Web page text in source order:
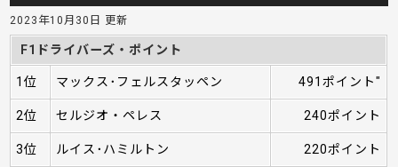
2023年10月30日 更新
F1ドライバーズ・ポイント
1位 マックス･フェルスタッペン 491ポイント"
2位 セルジオ・ペレス 240ポイント
3位 ルイス･ハミルトン 220ポイント